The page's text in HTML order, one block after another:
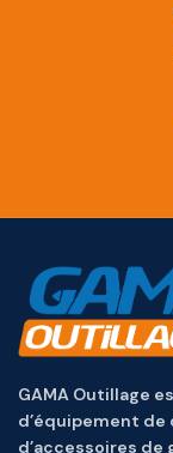
GAMA Outillage
d’équipement
d’accessoires de